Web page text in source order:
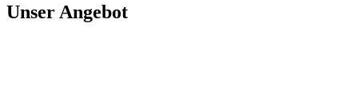
Unser Angebot